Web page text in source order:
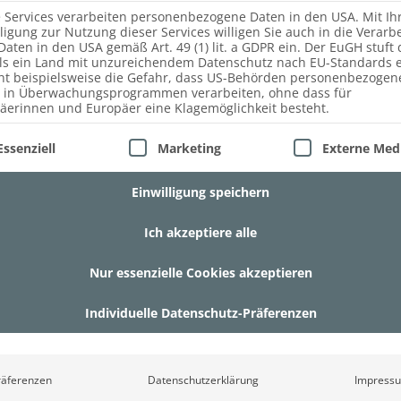
neu einrichten? Kontaktieren Sie das
Services verarbeiten personenbezogene Daten in den USA. Mit
zur Nutzung dieser Services willigen Sie auch in die
in den USA gemäß Art. 49 (1) lit. a GDPR ein. Der EuGH stuft
ein Land mit unzureichendem Datenschutz nach EU-Standards
beispielsweise die Gefahr, dass US-Behörden
in Überwachungsprogrammen verarbeiten, ohne dass für
und Europäer eine Klagemöglichkeit besteht.
eine Liste der Service-Gruppen, für die eine
Marketing Externe
Einwilligung speichern
Ich akzeptiere alle
Nur essenzielle Cookies akzeptieren
Individuelle Datenschutz-Präferenzen
Datenschutzerklärung